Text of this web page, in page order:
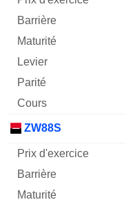
ZW88S